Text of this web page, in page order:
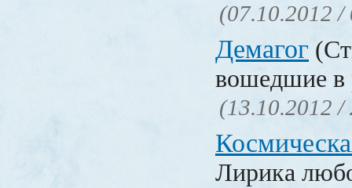
(07.10.2012 /
Демагог
вошедшие в
(13.10.2012 /
Лирика